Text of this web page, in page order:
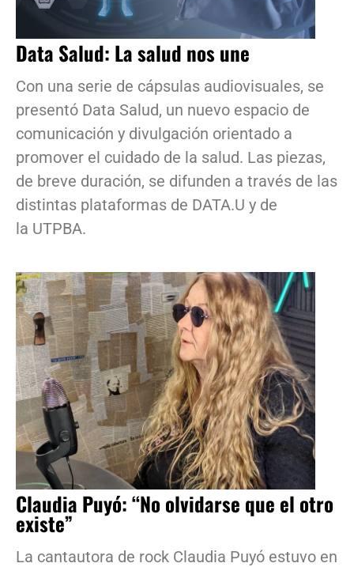
Data Salud: La salud nos une
Con una serie de cápsulas audiovisuales, se
presentó Data Salud, un nuevo espacio de
comunicación y divulgación orientado a
promover el cuidado de la salud. Las piezas,
de breve duración, se difunden a través de las
distintas plataformas de DATA.U y de
la UTPBA.
Claudia Puyó: “No olvidarse que el otro
existe”
La cantautora de rock Claudia Puyó estuvo en